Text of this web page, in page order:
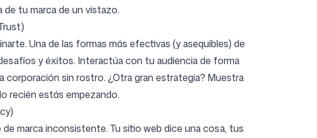
tu marca de un vistazo.
Una de las formas más efectivas (y asequibles) de
y éxitos. Interactúa con tu audiencia de forma
corporación sin rostro. ¿Otra gran estrategia? Muestra
recién estás empezando.
marca inconsistente. Tu sitio web dice una cosa, tus